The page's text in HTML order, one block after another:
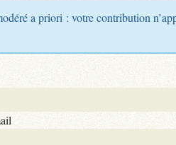
a priori : votre contribution